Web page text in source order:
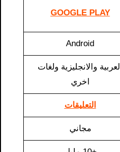
GOOGLE PLAY
Android
العربية والانجليزية ولغات
اخري
التعليقات
مجاني